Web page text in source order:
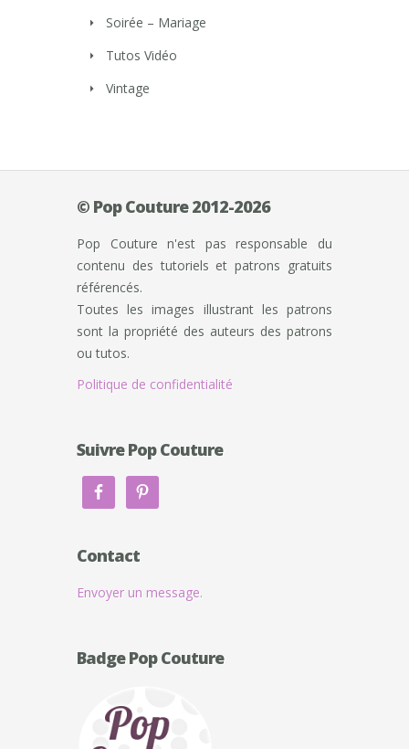
Soirée – Mariage
Tutos Vidéo
Vintage
© Pop Couture 2012-2026
Pop Couture n'est pas responsable du
contenu des tutoriels et patrons gratuits
référencés.
Toutes les images illustrant les patrons
sont la propriété des auteurs des patrons
ou tutos.
Politique de confidentialité
Suivre Pop Couture
Contact
Envoyer un message.
Badge Pop Couture